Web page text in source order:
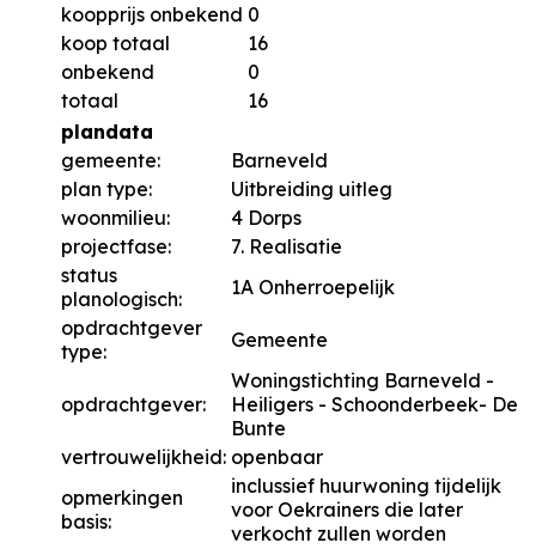
koopprijs onbekend 0
koop totaal
16
onbekend
0
totaal
16
plandata
gemeente:
Barneveld
plan type:
Uitbreiding uitleg
woonmilieu:
4 Dorps
projectfase:
7. Realisatie
status
planologisch:
1A Onherroepelijk
opdrachtgever
type:
Gemeente
opdrachtgever:
Woningstichting Barneveld -
Heiligers - Schoonderbeek- De
Bunte
vertrouwelijkheid: openbaar
opmerkingen
basis:
inclussief huurwoning tijdelijk
voor Oekrainers die later
verkocht zullen worden